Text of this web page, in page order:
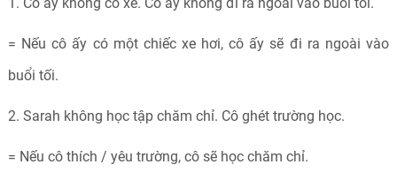
= Nếu cô ấy có một chiếc xe hơi, cô ấy sẽ đi ra ngoài vào
buổi tối.
2. Sarah không học tập chăm chỉ. Cô ghét trường học.
= Nếu cô thích / yêu trường, cô sẽ học chăm chỉ.